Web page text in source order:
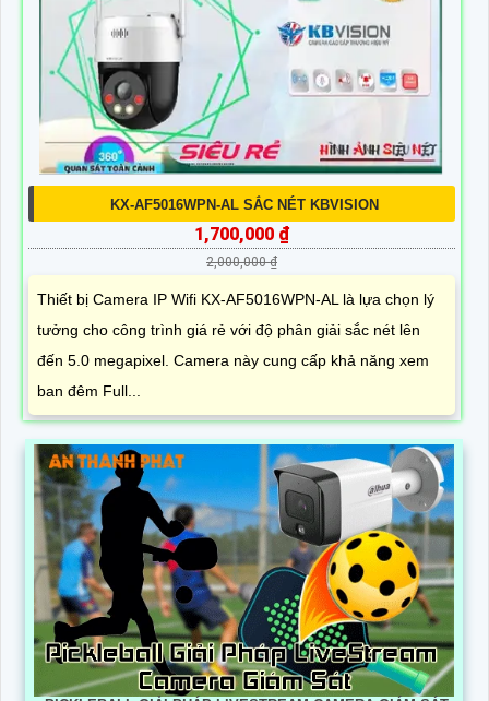
KX-AF5016WPN-AL SẮC NÉT KBVISION
1,700,000 ₫
2,000,000 ₫
Thiết bị Camera IP Wifi KX-AF5016WPN-AL là lựa chọn lý
tưởng cho công trình giá rẻ với độ phân giải sắc nét lên
đến 5.0 megapixel. Camera này cung cấp khả năng xem
ban đêm Full...